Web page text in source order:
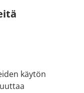
käytön